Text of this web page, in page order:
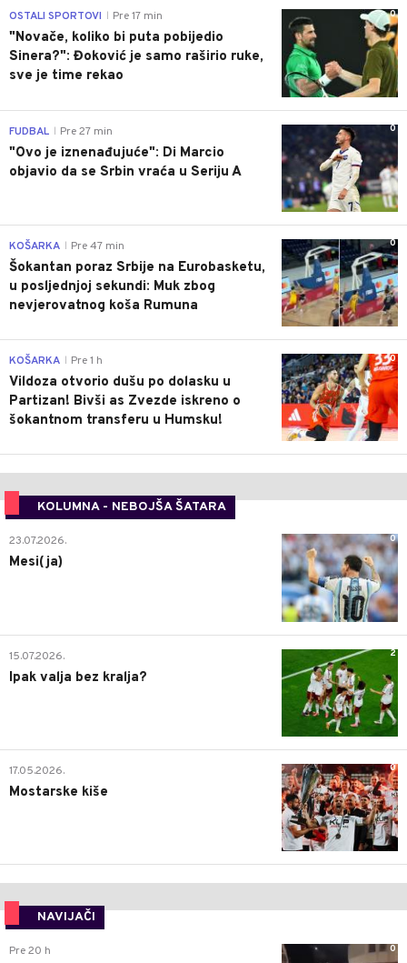
0
OSTALI SPORTOVI Pre 17 min
"Novače, koliko bi puta pobijedio
Sinera?": Đoković je samo raširio ruke,
sve je time rekao
0
FUDBAL Pre 27 min
"Ovo je iznenađujuće": Di Marcio
objavio da se Srbin vraća u Seriju A
0
KOŠARKA Pre 47 min
Šokantan poraz Srbije na Eurobasketu,
u posljednjoj sekundi: Muk zbog
nevjerovatnog koša Rumuna
0
KOŠARKA Pre 1 h
Vildoza otvorio dušu po dolasku u
Partizan! Bivši as Zvezde iskreno o
šokantnom transferu u Humsku!
KOLUMNA - NEBOJŠA ŠATARA
0
23.07.2026.
Mesi(ja)
2
15.07.2026.
Ipak valja bez kralja?
0
17.05.2026.
Mostarske kiše
NAVIJAČI
0
Pre 20 h